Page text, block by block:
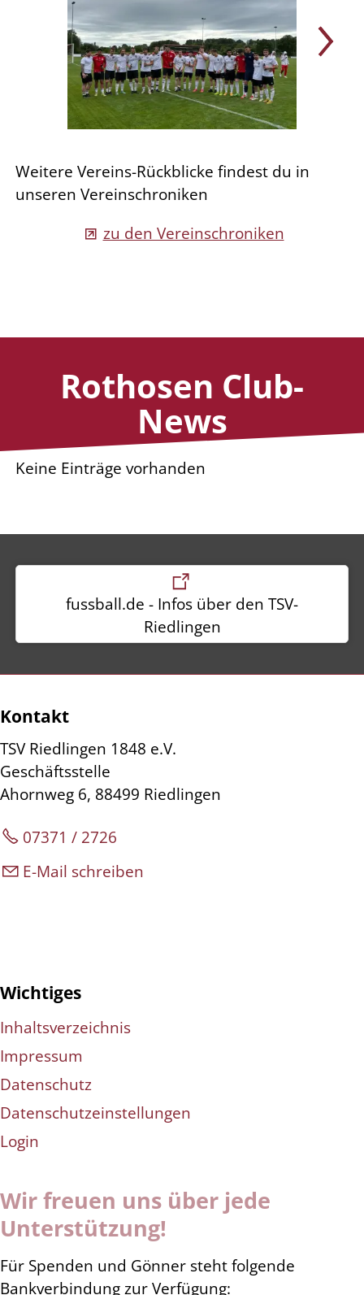
Weitere Vereins-Rückblicke findest du in
unseren Vereinschroniken
zu den Vereinschroniken
Rothosen Club-
News
Keine Einträge vorhanden
fussball.de - Infos über den TSV-
Riedlingen
Kontakt
TSV Riedlingen 1848 e.V.
Geschäftsstelle
Ahornweg 6, 88499 Riedlingen
07371 / 2726
E-Mail schreiben
Wichtiges
Inhaltsverzeichnis
Impressum
Datenschutz
Datenschutzeinstellungen
Login
Wir freuen uns über jede
Unterstützung!
Für Spenden und Gönner steht folgende
Bankverbindung zur Verfügung: